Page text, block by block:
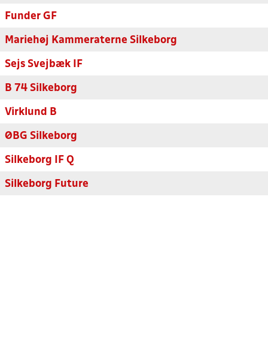
Funder GF
Mariehøj Kammeraterne Silkeborg
Sejs Svejbæk IF
B 74 Silkeborg
Virklund B
ØBG Silkeborg
Silkeborg IF Q
Silkeborg Future